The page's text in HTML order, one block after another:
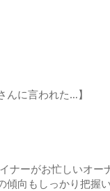
んに言われた…】
ーがお忙しいオー
向もしっかり把握い